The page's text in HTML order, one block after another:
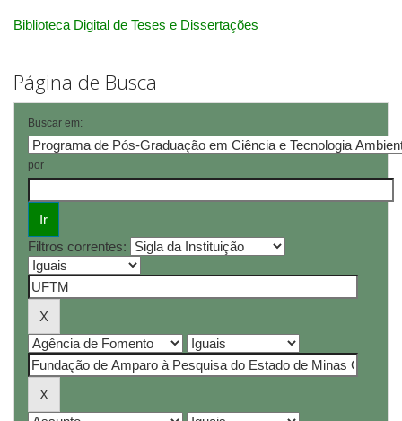
Biblioteca Digital de Teses e Dissertações
Página de Busca
Buscar em:
por
Filtros correntes: